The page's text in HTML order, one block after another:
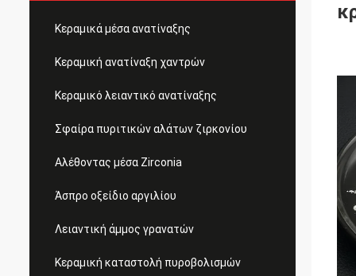
Κεραμικά μέσα ανατίναξης
Κεραμική ανατίναξη χαντρών
Κεραμικό λειαντικό ανατίναξης
Σφαίρα πυριτικών αλάτων ζιρκονίου
Αλέθοντας μέσα Zirconia
Άσπρο οξείδιο αργιλίου
Λειαντική άμμος γρανατών
Κεραμική καταστολή πυροβολισμών